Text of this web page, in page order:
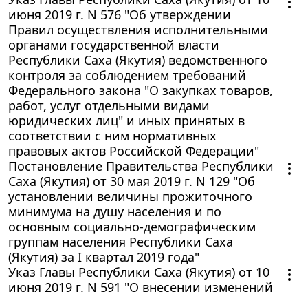
июня 2019 г. N 576 "Об утверждении
Правил осуществления исполнительными
органами государственной власти
Республики Саха (Якутия) ведомственного
контроля за соблюдением требований
Федерального закона "О закупках товаров,
работ, услуг отдельными видами
юридических лиц" и иных принятых в
соответствии с ним нормативных
правовых актов Российской Федерации"
Постановление Правительства Республики
Саха (Якутия) от 30 мая 2019 г. N 129 "Об
установлении величины прожиточного
минимума на душу населения и по
основным социально-демографическим
группам населения Республики Саха
(Якутия) за I квартал 2019 года"
Указ Главы Республики Саха (Якутия) от 10
июня 2019 г. N 591 "О внесении изменений